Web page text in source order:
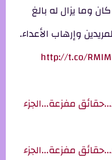
وما يزال له بالغ
وإرهاب الأعداء.
http://t.co/
مفزعة...الجزء
مفزعة...الجزء